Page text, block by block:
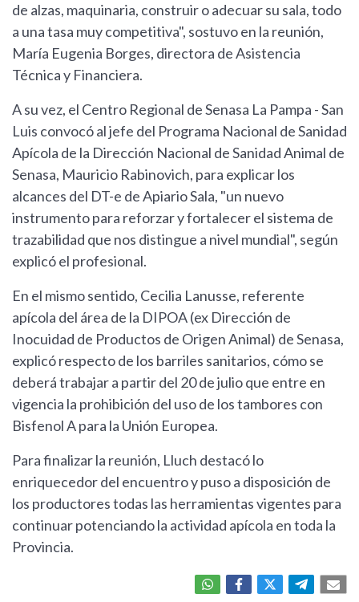
de alzas, maquinaria, construir o adecuar su sala, todo
a una tasa muy competitiva", sostuvo en la reunión,
María Eugenia Borges, directora de Asistencia
Técnica y Financiera.
A su vez, el Centro Regional de Senasa La Pampa - San
Luis convocó al jefe del Programa Nacional de Sanidad
Apícola de la Dirección Nacional de Sanidad Animal de
Senasa, Mauricio Rabinovich, para explicar los
alcances del DT-e de Apiario Sala, "un nuevo
instrumento para reforzar y fortalecer el sistema de
trazabilidad que nos distingue a nivel mundial", según
explicó el profesional.
En el mismo sentido, Cecilia Lanusse, referente
apícola del área de la DIPOA (ex Dirección de
Inocuidad de Productos de Origen Animal) de Senasa,
explicó respecto de los barriles sanitarios, cómo se
deberá trabajar a partir del 20 de julio que entre en
vigencia la prohibición del uso de los tambores con
Bisfenol A para la Unión Europea.
Para finalizar la reunión, Lluch destacó lo
enriquecedor del encuentro y puso a disposición de
los productores todas las herramientas vigentes para
continuar potenciando la actividad apícola en toda la
Provincia.